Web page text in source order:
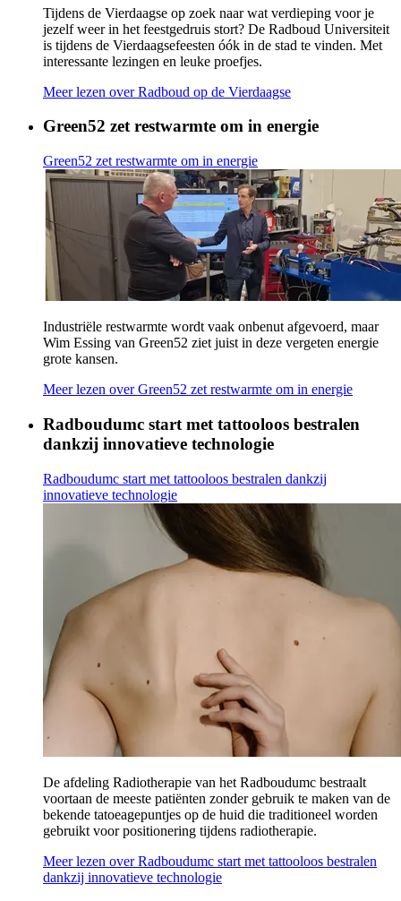
Tijdens de Vierdaagse op zoek naar wat verdieping voor je
jezelf weer in het feestgedruis stort? De Radboud Universiteit
is tijdens de Vierdaagsefeesten óók in de stad te vinden. Met
interessante lezingen en leuke proefjes.
Meer lezen over Radboud op de Vierdaagse
Green52 zet restwarmte om in energie
Green52 zet restwarmte om in energie
Industriële restwarmte wordt vaak onbenut afgevoerd, maar
Wim Essing van Green52 ziet juist in deze vergeten energie
grote kansen.
Meer lezen over Green52 zet restwarmte om in energie
Radboudumc start met tattooloos bestralen
dankzij innovatieve technologie
Radboudumc start met tattooloos bestralen dankzij
innovatieve technologie
De afdeling Radiotherapie van het Radboudumc bestraalt
voortaan de meeste patiënten zonder gebruik te maken van de
bekende tatoeagepuntjes op de huid die traditioneel worden
gebruikt voor positionering tijdens radiotherapie.
Meer lezen over Radboudumc start met tattooloos bestralen
dankzij innovatieve technologie